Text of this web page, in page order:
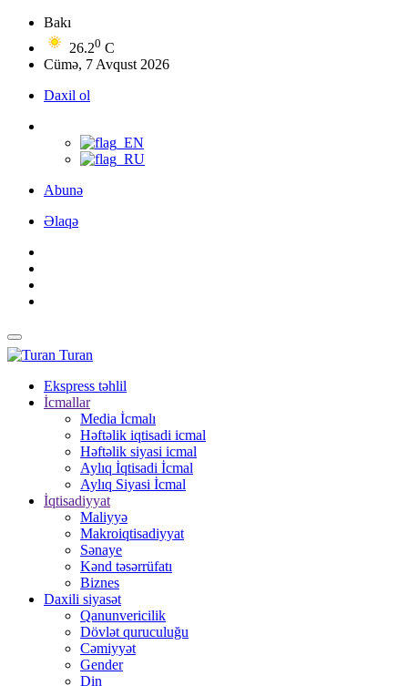
Bakı
26.20 C
Cümə, 7 Avqust 2026
Daxil ol
Abunə
Əlaqə
Turan
Ekspress təhlil
İcmallar
Media İcmalı
Həftəlik iqtisadi icmal
Həftəlik siyasi icmal
Aylıq İqtisadi İcmal
Aylıq Siyasi İcmal
İqtisadiyyat
Maliyyə
Makroiqtisadiyyat
Sənaye
Kənd təsərrüfatı
Biznes
Daxili siyasət
Qanunvericilik
Dövlət quruculuğu
Cəmiyyət
Gender
Din